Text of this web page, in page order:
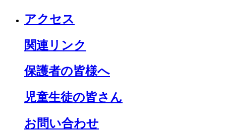
アクセス
関連リンク
保護者の皆様へ
児童生徒の皆さん
お問い合わせ